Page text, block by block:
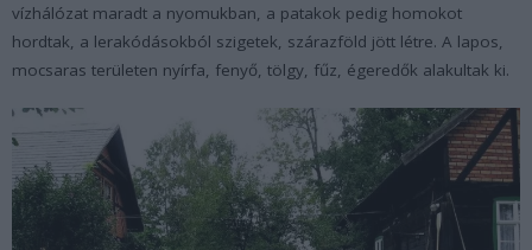
vízhálózat maradt a nyomukban, a patakok pedig homokot
hordtak, a lerakódásokból szigetek, szárazföld jött létre. A lapos,
mocsaras területen nyírfa, fenyő, tölgy, fűz, égeredők alakultak ki.